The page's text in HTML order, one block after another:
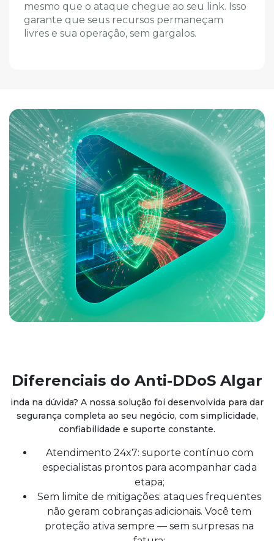
mesmo que o ataque chegue ao seu link. Isso
garante que seus recursos permaneçam
livres e sua operação, sem gargalos.
Diferenciais do Anti-DDoS Algar
inda na dúvida? A nossa solução foi desenvolvida para dar
segurança completa ao seu negócio, com simplicidade,
confiabilidade e suporte constante.
Atendimento 24x7: suporte contínuo com
especialistas prontos para acompanhar cada
etapa;
Sem limite de mitigações: ataques frequentes
não geram cobranças adicionais. Você tem
proteção ativa sempre — sem surpresas na